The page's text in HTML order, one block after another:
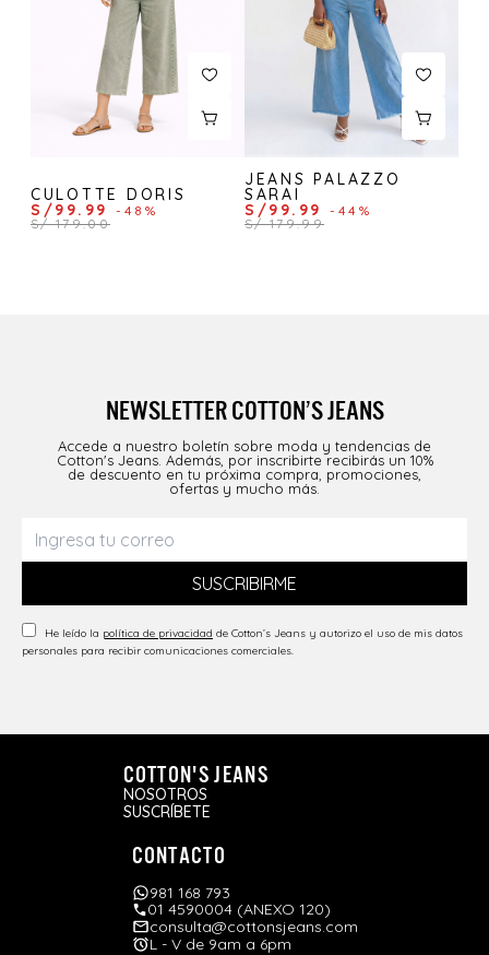
CULOTTE DORIS
S/99.99
-48%
S/ 179.00
JEANS PALAZZO
SARAI
S/99.99
-44%
S/ 179.99
NEWSLETTER COTTON’S JEANS
Accede a nuestro boletín sobre moda y tendencias de
Cotton's Jeans. Además, por inscribirte recibirás un 10%
de descuento en tu próxima compra, promociones,
ofertas y mucho más.
SUSCRIBIRME
He leído la política de privacidad de Cotton’s Jeans y autorizo el uso de mis datos
personales para recibir comunicaciones comerciales.
COTTON'S JEANS
NOSOTROS
SUSCRÍBETE
CONTACTO
981 168 793
01 4590004 (ANEXO 120)
consulta@cottonsjeans.com
L - V de 9am a 6pm